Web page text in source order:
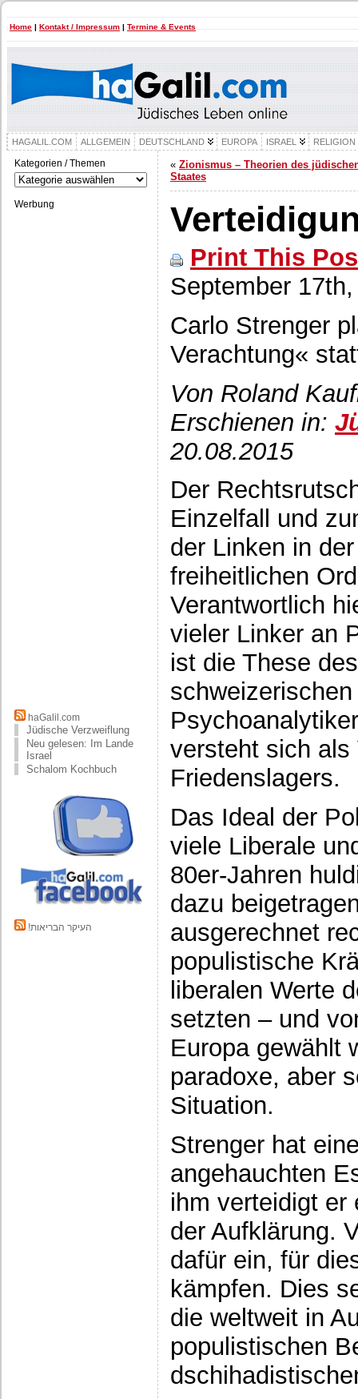
Home | Kontakt / Impressum | Termine & Events
HAGALIL.COM ALLGEMEIN DEUTSCHLAND EUROPA ISRAEL RELIGION
Kategorien / Themen
Kategorien
/
Themen
Werbung
haGalil.com
Jüdische Verzweiflung
Neu gelesen: Im Lande
Israel
Schalom Kochbuch
!העיקר הבריאות
« Zionismus – Theorien des
Staates
Print This
September
Carlo Strenger
Verachtung«
Von Roland
Erschienen in:
20.08.2015
Der
Einzelfall und
der Linken in
freiheitlichen
Verantwortlich
vieler Linker an
ist die These
versteht sich als
Friedenslagers.
Das Ideal der
viele Liberale
80er-Jahren
dazu
ausgerechnet
populistische
liberalen Werte
setzten – und
Europa gewählt
paradoxe, aber
Situation.
Strenger hat
angehauchten
ihm verteidigt er
der Aufklärung.
dafür ein, für
kämpfen. Dies
die weltweit in
populistischen